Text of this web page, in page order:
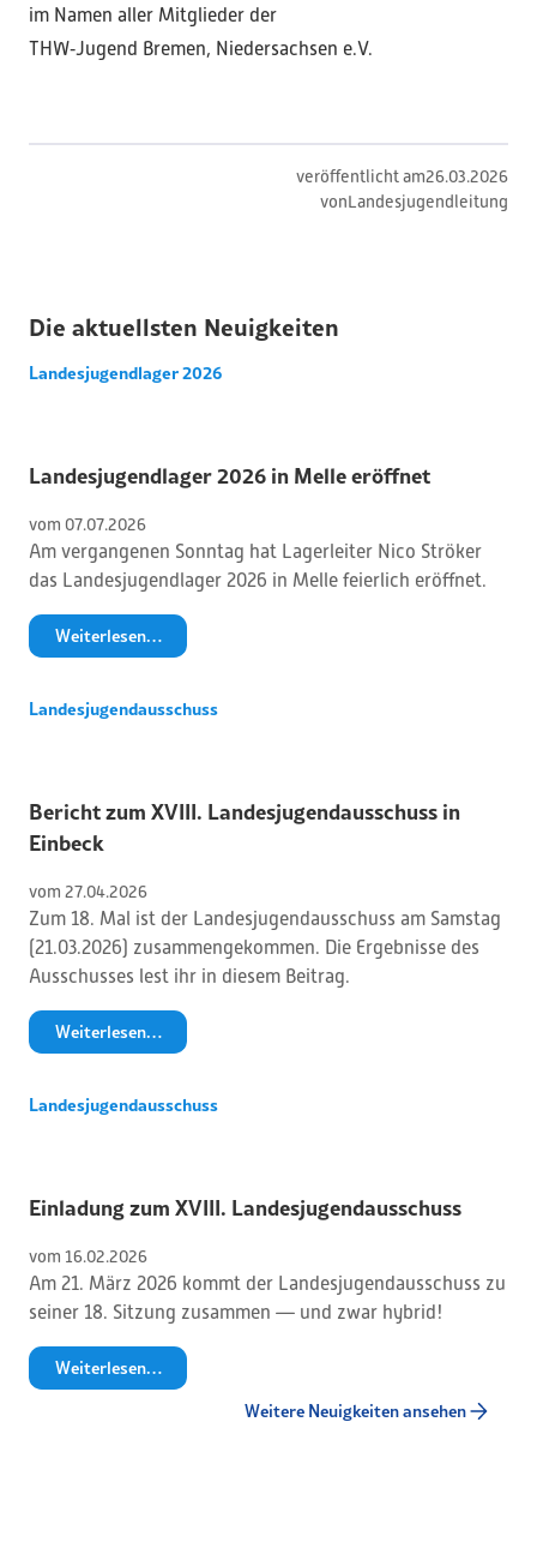
im Namen aller Mitglieder der
THW‑Jugend Bremen, Niedersachsen e.V.
veröffentlicht am26.03.2026
vonLandesjugendleitung
Die aktuellsten Neuigkeiten
Landesjugendlager 2026
Landesjugendlager 2026 in Melle eröffnet
vom 07.07.2026
Am vergangenen Sonntag hat Lagerleiter Nico Ströker
das Landesjugendlager 2026 in Melle feierlich eröffnet.
Weiterlesen…
Landesjugendausschuss
Bericht zum XVIII. Landesjugendausschuss in
Einbeck
vom 27.04.2026
Zum 18. Mal ist der Landesjugendausschuss am Samstag
(21.03.2026) zusammengekommen. Die Ergebnisse des
Ausschusses lest ihr in diesem Beitrag.
Weiterlesen…
Landesjugendausschuss
Einladung zum XVIII. Landesjugendausschuss
vom 16.02.2026
Am 21. März 2026 kommt der Landesjugendausschuss zu
seiner 18. Sitzung zusammen — und zwar hybrid!
Weiterlesen…
Weitere Neuigkeiten ansehen